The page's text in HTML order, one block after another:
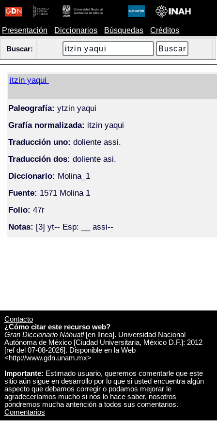
Presentación Diccionarios Búsquedas Créditos
Buscar:
itzin yaqui
Paleografía: ytzin yaqui
Grafía normalizada: itzin yaqui
Traducción uno: doliente assi.
Traducción dos: doliente asi.
Diccionario: Molina_1
Fuente: 1571 Molina 1
Folio: 47r
Notas: [3] yt-- Esp: __ assi--
Contacto
¿Cómo citar este recurso web?
Gran Diccionario Náhuatl[en línea]. Universidad Nacional
Autónoma de México [Ciudad Universitaria, México D.F.]: 2012
[ref del 07-08-2026]. Disponible en la Web
<http://www.gdn.unam.mx>
Importante: Estimado usuario, queremos comentarle que este
sitio aún sigue en desarrollo por lo que si usted encuentra algún
aspecto que debamos corregir o podamos mejorar le
agradeceríamos mucho si nos lo hace saber, nosotros
pondremos mucha antención a todos sus comentarios.
Comentarios